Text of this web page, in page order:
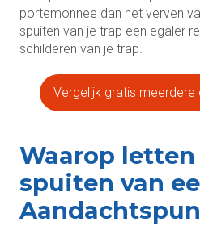
portemonnee dan het verven
spuiten van je trap een egaler
schilderen van je trap.
Vergelijk gratis
Waarop
spuiten van